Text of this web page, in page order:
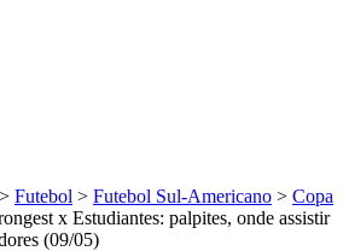
> Futebol > Futebol Sul-Americano > Copa
x Estudiantes: palpites, onde assistir
(09/05)